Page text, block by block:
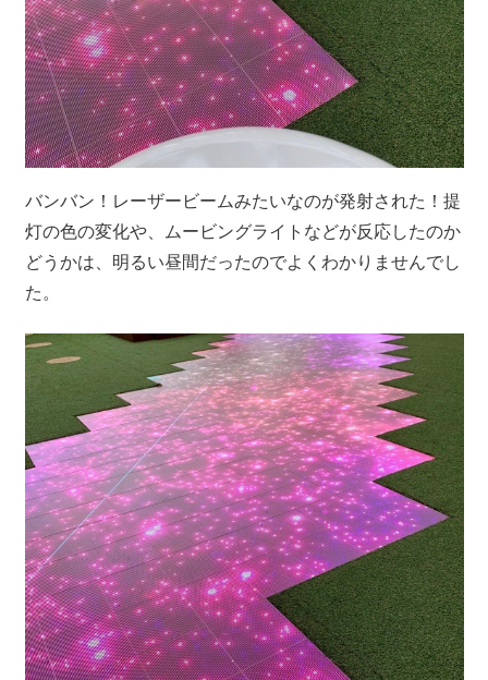
バンバン！レーザービームみたいなのが発射された！提
灯の色の変化や、ムービングライトなどが反応したのか
どうかは、明るい昼間だったのでよくわかりませんでし
た。